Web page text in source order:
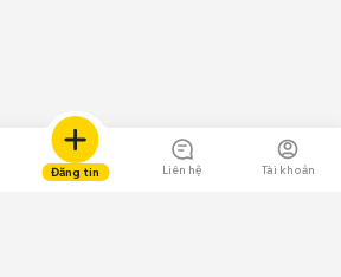
Đăng tin Liên hệ Tài khoản